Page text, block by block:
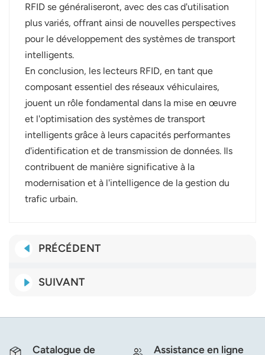
RFID se généraliseront, avec des cas d'utilisation
plus variés, offrant ainsi de nouvelles perspectives
pour le développement des systèmes de transport
intelligents.
En conclusion, les lecteurs RFID, en tant que
composant essentiel des réseaux véhiculaires,
jouent un rôle fondamental dans la mise en œuvre
et l'optimisation des systèmes de transport
intelligents grâce à leurs capacités performantes
d'identification et de transmission de données. Ils
contribuent de manière significative à la
modernisation et à l'intelligence de la gestion du
trafic urbain.
PRÉCÉDENT
SUIVANT
Catalogue de
Assistance en ligne